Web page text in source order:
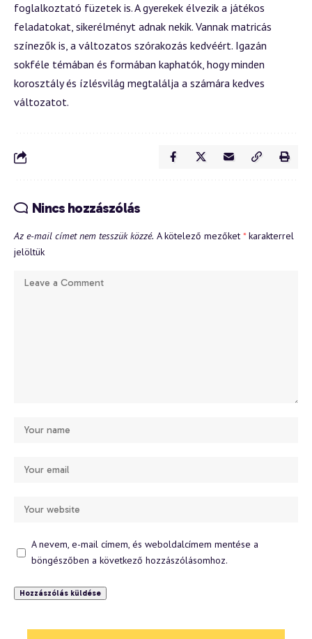
foglalkoztató füzetek is. A gyerekek élvezik a játékos
feladatokat, sikerélményt adnak nekik. Vannak matricás
színezők is, a változatos szórakozás kedvéért. Igazán
sokféle témában és formában kaphatók, hogy minden
korosztály és ízlésvilág megtalálja a számára kedves
változatot.
Nincs hozzászólás
Az e-mail címet nem tesszük közzé. A kötelező mezőket *karakterrel
jelöltük
A nevem, e-mail címem, és weboldalcímem mentése a
böngészőben a következő hozzászólásomhoz.